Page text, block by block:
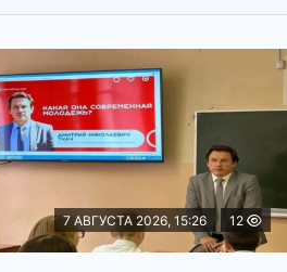
7 АВГУСТА 2026, 15:26 12